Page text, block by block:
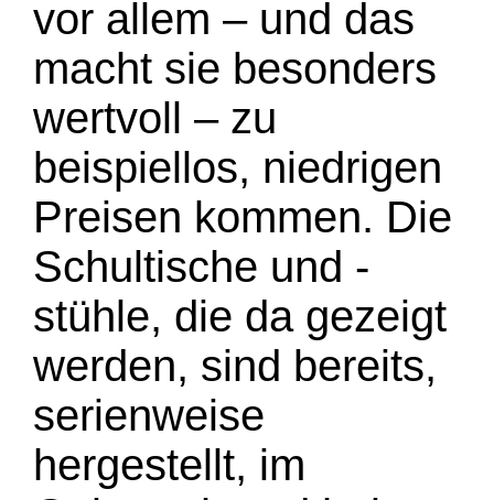
vor allem – und das
macht sie besonders
wertvoll – zu
beispiellos, niedrigen
Preisen kommen. Die
Schultische und -
stühle, die da gezeigt
werden, sind bereits,
serienweise
hergestellt, im